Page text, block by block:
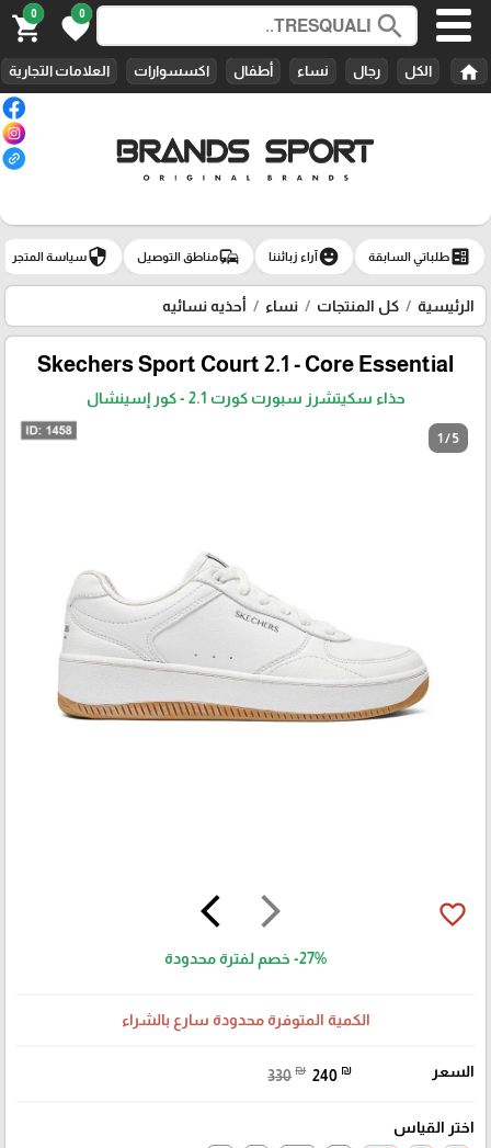
search
0
favorite
0
shopping_cart
home الكل رجال نساء أطفال اكسسوارات العلامات التجارية
ballotطلباتي السابقة emoji_emotionsآراء زبائننا commuteمناطق التوصيل securityسياسة المتجر
الرئيسية كل المنتجات نساء أحذيه نسائيه
Skechers Sport Court 2.1 - Core Essential‏
حذاء سكيتشرز سبورت كورت 2.1 - كور إسينشال
1 / 5
arrow_forward_ios
arrow_back_ios favorite_border
-27% خصم لفترة محدودة
الكمية المتوفرة محدودة سارع بالشراء
السعر 330 ₪ 240 ₪
اختر القياس